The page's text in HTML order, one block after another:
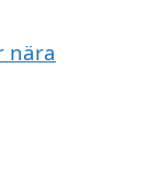
nära